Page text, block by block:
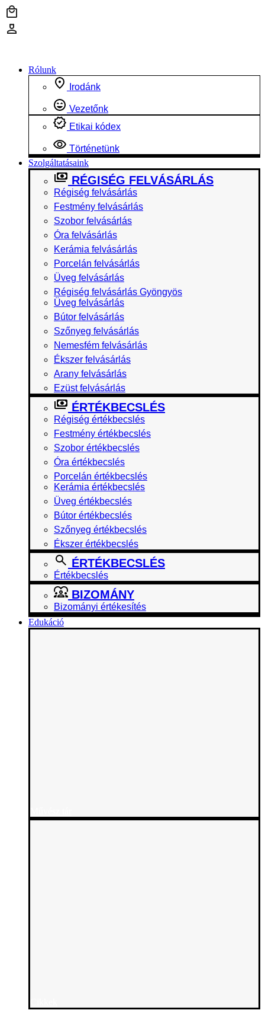
Ugrás
a
tartalomhoz
Rólunk
Irodánk
Vezetőnk
Etikai kódex
Történetünk
Szolgáltatásaink
RÉGISÉG FELVÁSÁRLÁS
Régiség felvásárlás
Festmény felvásárlás
Szobor felvásárlás
Óra felvásárlás
Kerámia felvásárlás
Porcelán felvásárlás
Üveg felvásárlás
Régiség felvásárlás Gyöngyös
Üveg felvásárlás
Bútor felvásárlás
Szőnyeg felvásárlás
Nemesfém felvásárlás
Ékszer felvásárlás
Arany felvásárlás
Ezüst felvásárlás
ÉRTÉKBECSLÉS
Régiség értékbecslés
Festmény értékbecslés
Szobor értékbecslés
Óra értékbecslés
Porcelán értékbecslés
Kerámia értékbecslés
Üveg értékbecslés
Bútor értékbecslés
Szőnyeg értékbecslés
Ékszer értékbecslés
ÉRTÉKBECSLÉS
Értékbecslés
BIZOMÁNY
Bizományi értékesítés
Edukáció